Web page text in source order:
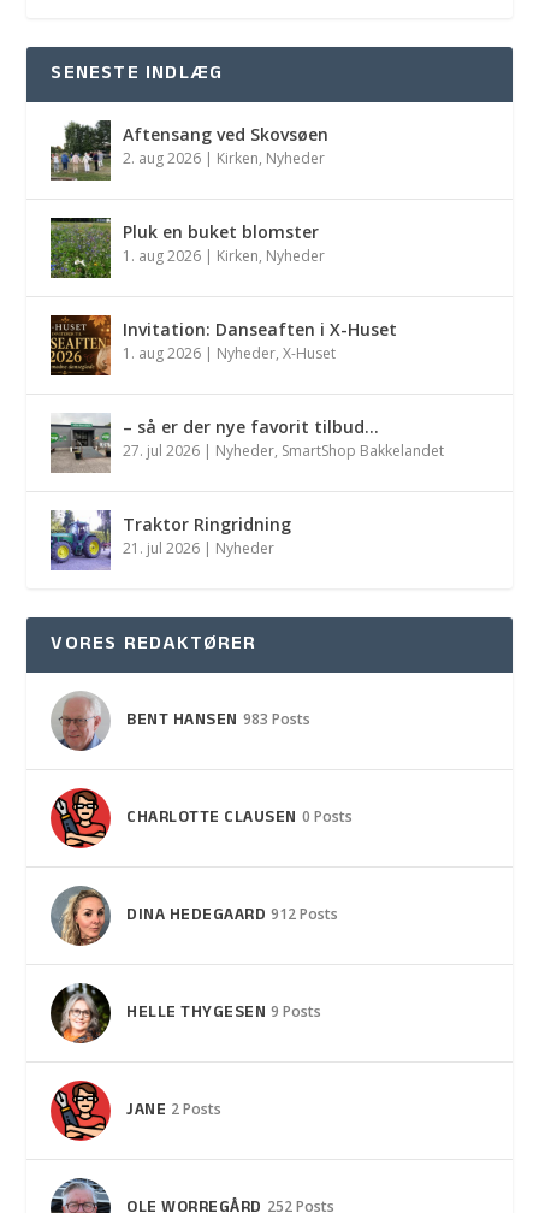
SENESTE INDLÆG
Aftensang ved Skovsøen
2. aug 2026 | Kirken, Nyheder
Pluk en buket blomster
1. aug 2026 | Kirken, Nyheder
Invitation: Danseaften i X-Huset
1. aug 2026 | Nyheder,X-Huset
– så er der nye favorit tilbud…
27. jul 2026 | Nyheder, SmartShop Bakkelandet
Traktor Ringridning
21. jul 2026 | Nyheder
VORES REDAKTØRER
BENT HANSEN 983 Posts
CHARLOTTE CLAUSEN 0 Posts
DINA HEDEGAARD 912 Posts
HELLE THYGESEN 9 Posts
JANE 2 Posts
252 Posts